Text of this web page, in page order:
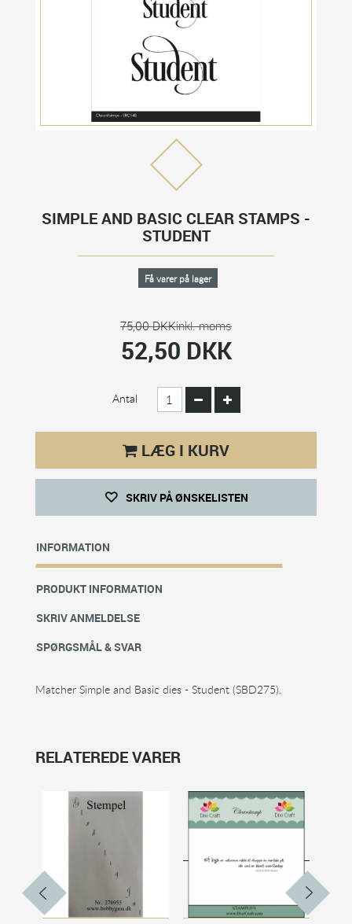
SIMPLE AND BASIC CLEAR STAMPS -
STUDENT
Få varer på lager
75,00 DKKinkl. moms
52,50 DKK
Antal
LÆG I KURV
SKRIV PÅ ØNSKELISTEN
INFORMATION
PRODUKT INFORMATION
SKRIV ANMELDELSE
SPØRGSMÅL & SVAR
Matcher Simple and Basic dies - Student (SBD275).
RELATEREDE VARER